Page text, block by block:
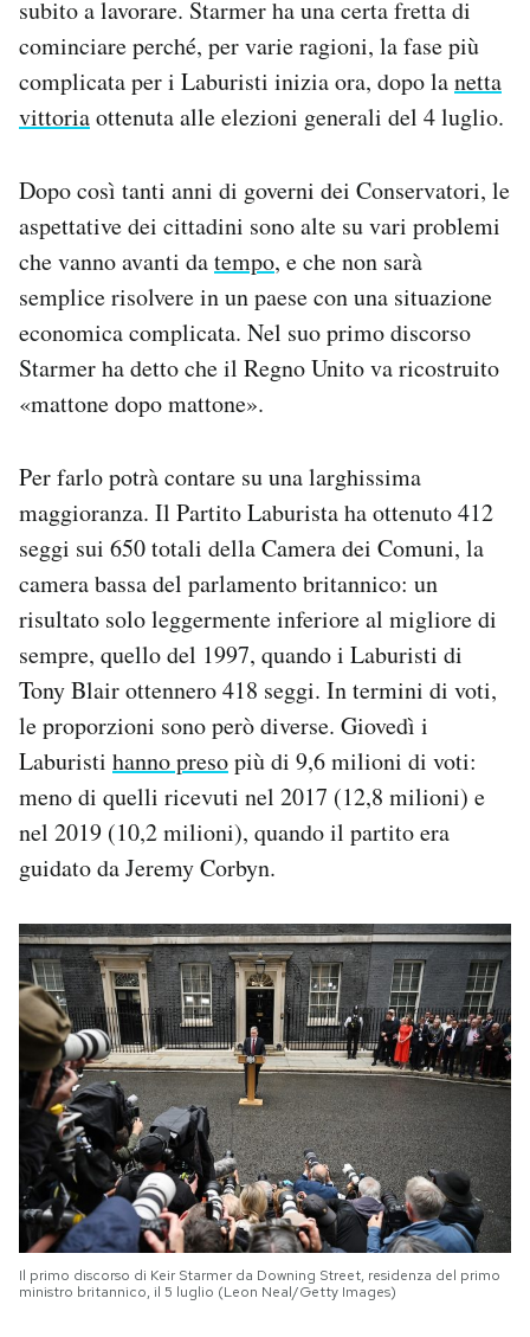
subito a lavorare. Starmer ha una certa fretta di
cominciare perché, per varie ragioni, la fase più
complicata per i Laburisti inizia ora, dopo lanetta
vittoriaottenuta alle elezioni generali del 4 luglio.
Dopo così tanti anni di governi dei Conservatori, le
aspettative dei cittadini sono alte su vari problemi
che vanno avanti datempo, e che non sarà
semplice risolvere in un paese con una situazione
economica complicata. Nel suo primo discorso
Starmer ha detto che il Regno Unito va ricostruito
«mattone dopo mattone».
Per farlo potrà contare su una larghissima
maggioranza. Il Partito Laburista ha ottenuto 412
seggi sui 650 totali della Camera dei Comuni, la
camera bassa del parlamento britannico: un
risultato solo leggermente inferiore al migliore di
sempre, quello del 1997, quando i Laburisti di
Tony Blair ottennero 418 seggi. In termini di voti,
le proporzioni sono però diverse. Giovedì i
Laburisti hanno presopiù di 9,6 milioni di voti:
meno di quelli ricevuti nel 2017 (12,8 milioni) e
nel 2019 (10,2 milioni), quando il partito era
guidato da Jeremy Corbyn.
Il primo discorso di Keir Starmer da Downing Street, residenza del primo
ministro britannico, il 5 luglio (Leon Neal/Getty Images)